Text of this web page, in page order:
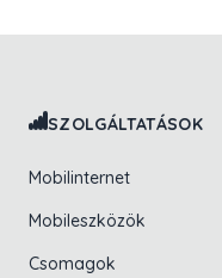
Lábléc navigáció
SZOLGÁLTATÁSOK
Mobilinternet
Mobileszközök
Csomagok